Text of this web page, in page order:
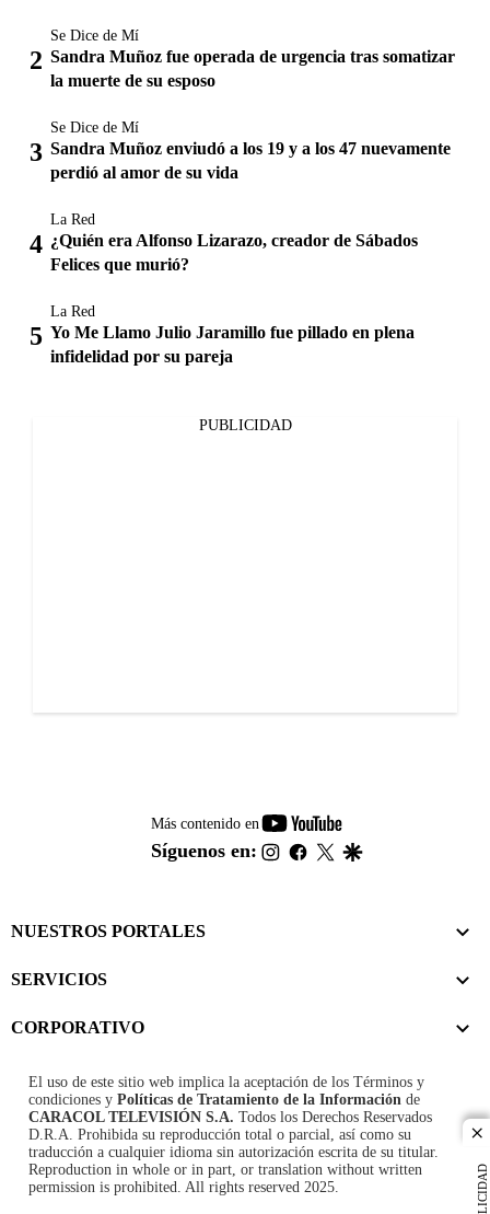
Se Dice de Mí
Sandra Muñoz fue operada de urgencia tras somatizar
la muerte de su esposo
Se Dice de Mí
Sandra Muñoz enviudó a los 19 y a los 47 nuevamente
perdió al amor de su vida
La Red
¿Quién era Alfonso Lizarazo, creador de Sábados
Felices que murió?
La Red
Yo Me Llamo Julio Jaramillo fue pillado en plena
infidelidad por su pareja
PUBLICIDAD
Más contenido en
youtube-
footer
Síguenos en: instagram
facebook
twitter
NUESTROS PORTALES
SERVICIOS
CORPORATIVO
El uso de este sitio web implica la aceptación de los Términos y
condiciones y Políticas de Tratamiento de la Información de
CARACOL TELEVISIÓN S.A. Todos los Derechos Reservados
D.R.A. Prohibida su reproducción total o parcial, así como su
traducción a cualquier idioma sin autorización escrita de su titular.
Reproduction in whole or in part, or translation without written
permission is prohibited. All rights reserved 2025.